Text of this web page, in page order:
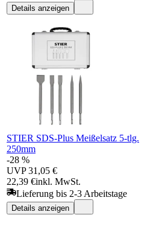
Details anzeigen
STIER SDS-Plus Meißelsatz 5-tlg.
250mm
-28 %
UVP 31,05 €
22,39 €inkl. MwSt.
Lieferung bis 2-3 Arbeitstage
Details anzeigen